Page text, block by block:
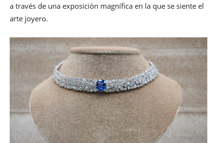
a través de una exposición magnífica en la que se siente el
arte joyero.